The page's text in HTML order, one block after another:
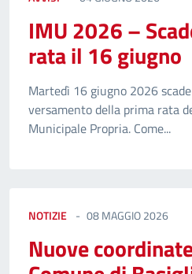
IMU 2026 –
rata il 16 giugno
Martedì 16 giugno 2026
versamento della prima rata
Municipale Propria. Come...
NOTIZIE 08 MAGGIO 2026
Nuove